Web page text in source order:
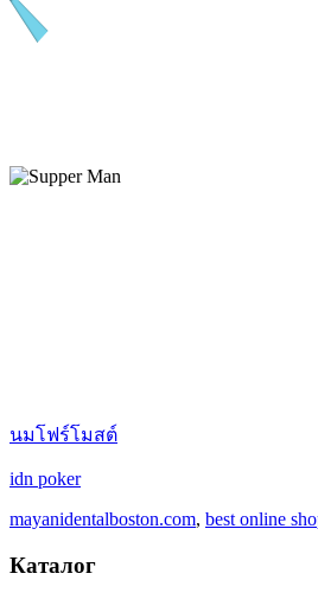
นมโฟร์โมสต์
idn poker
mayanidentalboston.com, best online
Каталог